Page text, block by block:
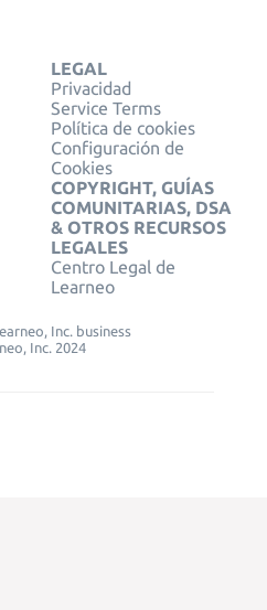
LEGAL
Privacidad
Service Terms
Política de cookies
Configuración de
Cookies
COPYRIGHT, GUÍAS
COMUNITARIAS, DSA
& OTROS RECURSOS
LEGALES
Centro Legal de
Learneo
Inc. business
Inc. 2024